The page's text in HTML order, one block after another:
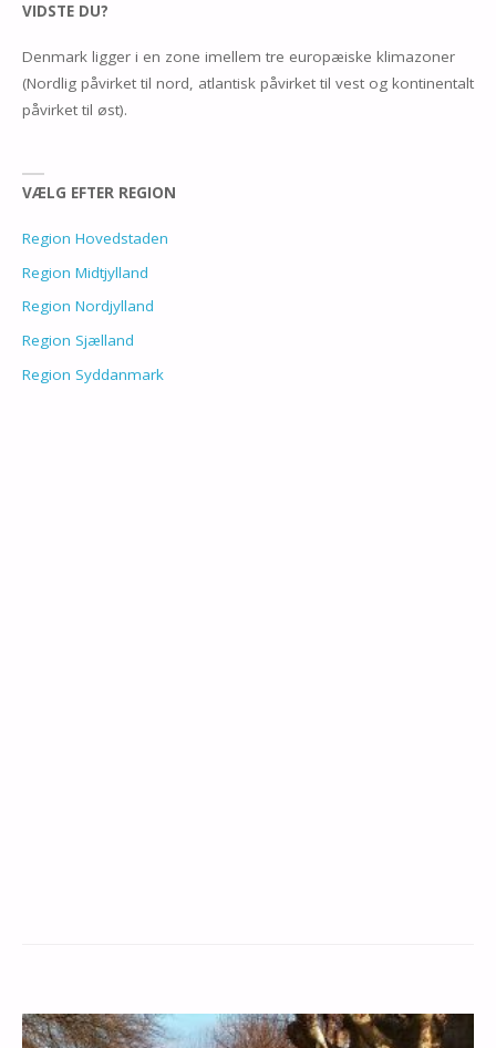
VIDSTE DU?
Denmark ligger i en zone imellem tre europæiske klimazoner
(Nordlig påvirket til nord, atlantisk påvirket til vest og kontinentalt
påvirket til øst).
VÆLG EFTER REGION
Region Hovedstaden
Region Midtjylland
Region Nordjylland
Region Sjælland
Region Syddanmark